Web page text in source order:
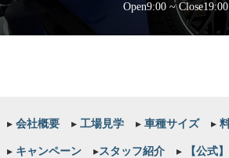
Open9:00 ~ Close19:00
▸会社概要 ▸工場見学 ▸車種サイズ ▸
▸キャンペーン ▸スタッフ紹介 ▸【公式